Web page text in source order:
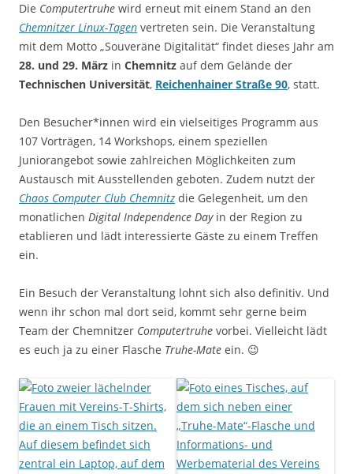
Die Computertruhe wird erneut mit einem Stand an den
Chemnitzer Linux-Tagen vertreten sein. Die Veranstaltung
mit dem Motto „Souveräne Digitalität“ findet dieses Jahr am
28. und 29. März in Chemnitz auf dem Gelände der
Technischen Universität, Reichenhainer Straße 90, statt.
Den Besucher*innen wird ein vielseitiges Programm aus
107 Vorträgen, 14 Workshops, einem speziellen
Juniorangebot sowie zahlreichen Möglichkeiten zum
Austausch mit Ausstellenden geboten. Zudem nutzt der
Chaos Computer Club Chemnitz die Gelegenheit, um den
monatlichen Digital Independence Dayin der Region zu
etablieren und lädt interessierte Gäste zu einem Treffen
ein.
Ein Besuch der Veranstaltung lohnt sich also definitiv. Und
wenn ihr schon mal dort seid, kommt sehr gerne beim
Team der Chemnitzer Computertruhe vorbei. Vielleicht lädt
es euch ja zu einer Flasche Truhe-Mate ein. 😉